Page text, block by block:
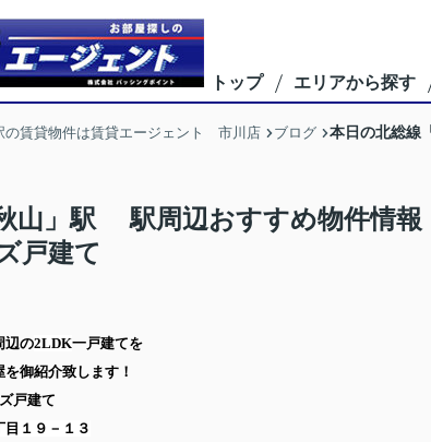
トップ エリアから探す
の賃貸物件は賃貸エージェント 市川店 ブログ 本日の北総線
山」駅 駅周辺おすすめ物件情
戸建て
辺の2LDK一戸建てを
御紹介致します！
戸建て
１９－１３